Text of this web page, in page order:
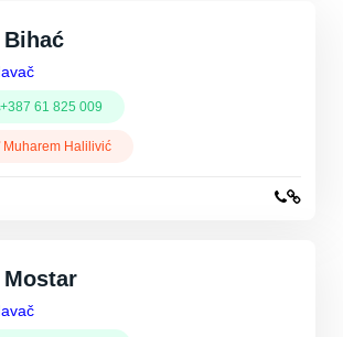
Bihać
+387 61 825 009
Muharem Halilivić
Mostar